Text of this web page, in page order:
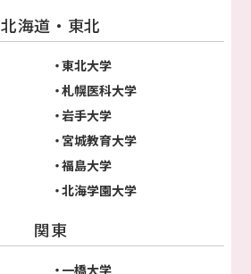
北海道・東北
東北大学
札幌医科大学
岩手大学
宮城教育大学
福島大学
北海学園大学
関東
一橋大学